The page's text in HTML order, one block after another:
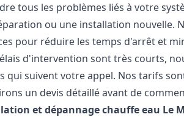
tous les problèmes liés à votre
ou une installation nouvelle.
pour réduire les temps d'arrêt et
d'intervention sont très courts,
qui suivent votre appel. Nos tarifs
un devis détaillé avant de
et dépannage chauffe eau Le